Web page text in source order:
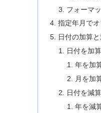
フォーマ
指定年月で
日付の加算
日付を加
年を加
月を加
日付を減
年を減